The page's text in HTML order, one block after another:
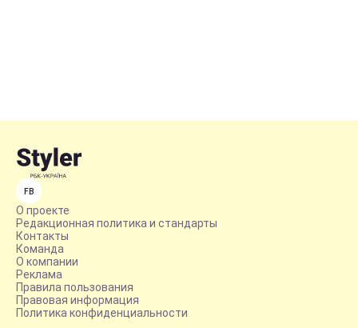
FB
О проекте
Редакционная политика и стандарты
Контакты
Команда
О компании
Реклама
Правила пользования
Правовая информация
Политика конфиденциальности